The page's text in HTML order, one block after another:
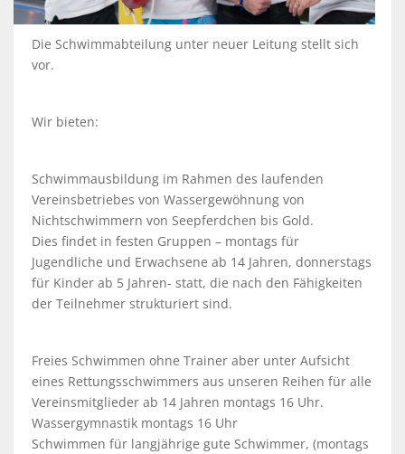
Die Schwimmabteilung unter neuer Leitung stellt sich
vor.
Wir bieten:
Schwimmausbildung im Rahmen des laufenden
Vereinsbetriebes von Wassergewöhnung von
Nichtschwimmern von Seepferdchen bis Gold.
Dies findet in festen Gruppen – montags für
Jugendliche und Erwachsene ab 14 Jahren, donnerstags
für Kinder ab 5 Jahren- statt, die nach den Fähigkeiten
der Teilnehmer strukturiert sind.
Freies Schwimmen ohne Trainer aber unter Aufsicht
eines Rettungsschwimmers aus unseren Reihen für alle
Vereinsmitglieder ab 14 Jahren montags 16 Uhr.
Wassergymnastik montags 16 Uhr
Schwimmen für langjährige gute Schwimmer, (montags